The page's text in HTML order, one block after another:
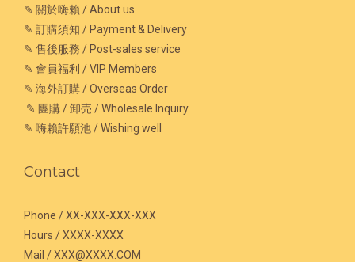
✎ 關於嗨賴 / About us
✎ 訂購須知 / Payment & Delivery
✎ 售後服務 / Post-sales service
✎ 會員福利 / VIP Members
✎ 海外訂購 / Overseas Order
✎ 團購 / 卸売 / Wholesale Inquiry
✎ 嗨賴許願池 / Wishing well
Contact
Phone / XX-XXX-XXX-XXX
Hours / XXXX-XXXX
Mail / XXX@XXXX.COM